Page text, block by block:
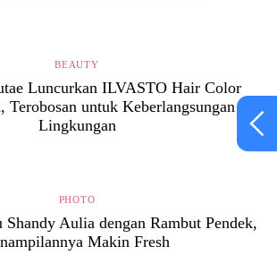
BEAUTY
Luncurkan ILVASTO Hair Color
Terobosan untuk Keberlangsungan
Lingkungan
PHOTO
Shandy Aulia dengan Rambut Pendek,
Makin Fresh